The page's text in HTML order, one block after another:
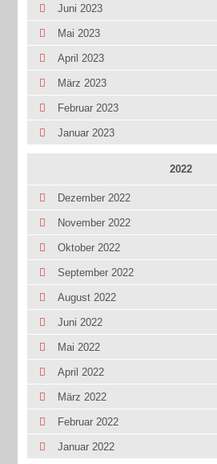
Juni 2023
Mai 2023
April 2023
März 2023
Februar 2023
Januar 2023
2022
Dezember 2022
November 2022
Oktober 2022
September 2022
August 2022
Juni 2022
Mai 2022
April 2022
März 2022
Februar 2022
Januar 2022